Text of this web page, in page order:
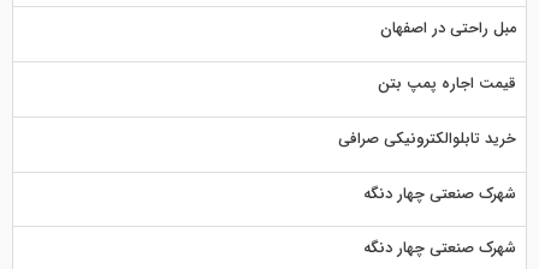
مبل راحتی در اصفهان
قیمت اجاره پمپ بتن
خرید تابلوالکترونیکی صرافی
شهرک صنعتی چهار دنگه
شهرک صنعتی چهار دنگه